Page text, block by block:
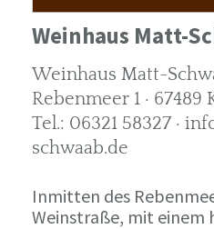
Weinhaus Matt-
Weinhaus Matt-
Rebenmeer 1 ·
Tel.: 06321 58327 ·
schwaab.de
Inmitten des
Weinstraße, mit einem